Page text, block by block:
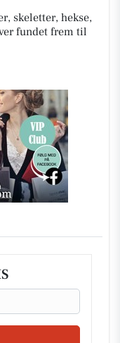
skeletter, hekse,
fundet frem til